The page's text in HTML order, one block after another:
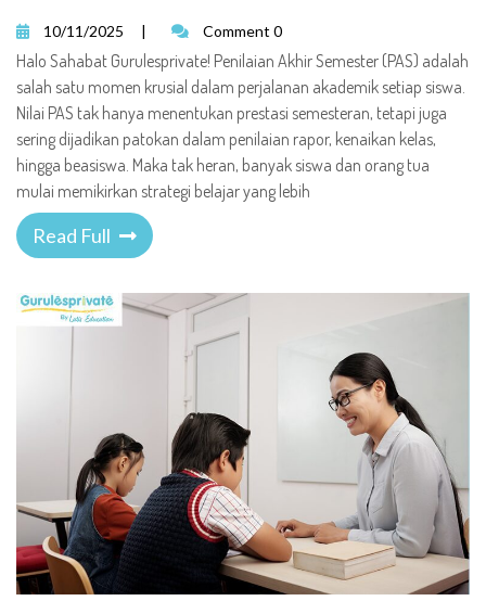
10/11/2025 | Comment 0
Halo Sahabat Gurulesprivate! Penilaian Akhir Semester (PAS) adalah
salah satu momen krusial dalam perjalanan akademik setiap siswa.
Nilai PAS tak hanya menentukan prestasi semesteran, tetapi juga
sering dijadikan patokan dalam penilaian rapor, kenaikan kelas,
hingga beasiswa. Maka tak heran, banyak siswa dan orang tua
mulai memikirkan strategi belajar yang lebih
Read Full